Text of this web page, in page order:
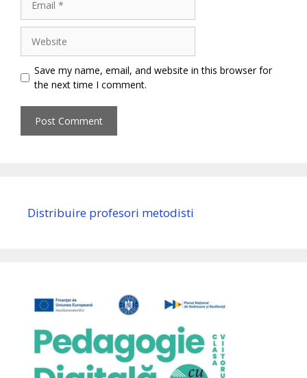
Save my name, email, and website in this browser for
the next time I comment.
Distribuire profesori metodisti